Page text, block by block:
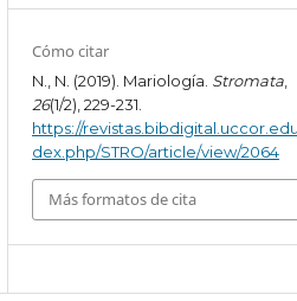
Cómo citar
N., N. (2019). Mariología. Stromata
26(1/2), 229-231.
https://
dex.php/STRO/article/view/2064
Más formatos de cita